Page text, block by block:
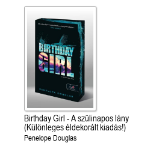
Birthday Girl - A szülinapos lány
(Különleges éldekorált kiadás!)
Penelope Douglas